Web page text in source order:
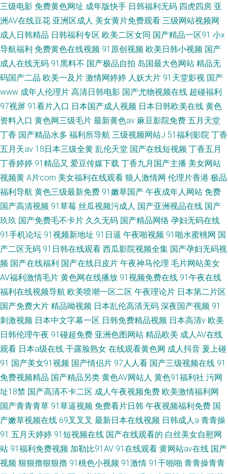
三级电影 免费黄色网址 成年版快手 日韩福利无码 四虎四房 亚
洲AV在线豆花 亚洲区成人 美女黄片免费观看 三级网站视频网
成人日韩精品 日韩福利专区 欧美二区女同 国产精品一区91 小x
导航福利 免费黄色在线视频 91原创视频 欧美日韩小视频 国产
成人在线无码 91黑料不 国产极品自拍 岛国最大色网站 精品无
码国产二品 欧美一及片 激情网婷婷 人妖大片 91天堂影视 国产
www 成年人伦理片 高清日韩电影 国产尤物视频在线 超碰福利
97视屏 91看片入口 日本国产成人视频 日本日韩欧美在线 黄色
资料入口 黄色网三级毛片 最新黄色av 麻豆影院免费 五月天堂
丁香 国产精品水多 福利所导航 三级视频网站J 51福利影院 丁香
五月天av 18日本三级全黄 乱伦天堂 国产在线短视频 丁香五月
丁香婷婷 91精品又 爱豆传媒下载 丁香九月国产主播 美女网站
视频黄 A片com 美女福利在线观看 狼人激情网 伦理片香港 极品
福利导航 黄色三级最新免费 91嫩草国产 午夜成年人网站 免费
国产高清视频 91草莓 丝瓜视频污成人 国产亚洲视品在线 国产
玖玖 国产免费毛不卡片 久久无码 国产精品网络 孕妇无码在线
91手机论坛 91视频新地址 91日逼 午夜啪视频 91啪水蜜桃网 国
产二区无码 91日韩在线观看 西瓜影院视频全集 国产孕妇无码视
频 国产在线福利 国产在线日皮片 午夜神马伦理 毛片网站美女
AV福利激情毛片 黄色网在线播放 91视频免费在线 91午夜在线
福利在线视频导航 欧美喷潮一区二区 午夜理论片 日本第二片区
国产免费大片 精品呦视频 日本乱伦高清无码 深夜国产视频 91
刺激视频 日本中文字幕一区 日韩免费精品视频 日本高清v 欧美
日韩伦理午夜 91碰超免费 亚洲色图网站 精品欧美 成人AV在线
观看 日本a级在线 干露脸熟女 在线观看黄色网 成人抖音 爰上碰
91 国产美女91视频 国产情侣片 97人人看 国产三级视频在线 91
免费视频精品 国产精品另类 黄色AV网站人 黄色91福利社 污网
址18禁 国产高清不卡二区 成人午夜视频免费 欧美激情福利网
国产青青青草 91草逼视频 免费看片日韩 午夜视频福利免费 国
产嫩草视频在线 69叉叉叉 最新日本在线视频 日韩成人a 青青操
91 五月天婷婷 91短视频在线 国产在线观看的 白丝美女自慰网
站 91福利免费视频 加勒比91AV 91在线观看 黄网站av在线 国产
视频 狠狠擼狠狠擼 91桃色小视频 91激情 91干啪啪 青青操青青